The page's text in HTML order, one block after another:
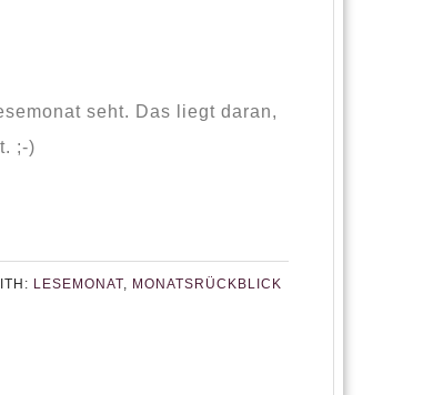
seht. Das liegt daran,
;-)
LESEMONAT, MONATSRÜCKBLICK